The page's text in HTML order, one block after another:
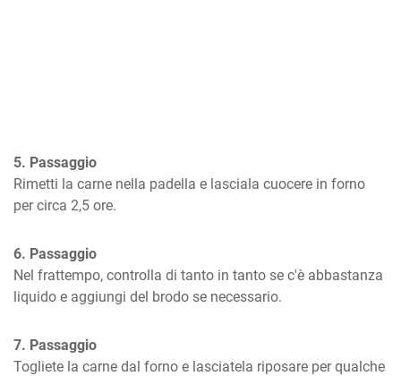
5. Passaggio
Rimetti la carne nella padella e lasciala cuocere in forno
per circa 2,5 ore.
6. Passaggio
Nel frattempo, controlla di tanto in tanto se c'è abbastanza
liquido e aggiungi del brodo se necessario.
7. Passaggio
Togliete la carne dal forno e lasciatela riposare per qualche